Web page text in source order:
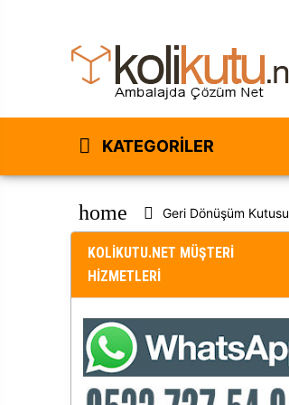
KATEGORILER
home Geri Dönüşüm Kutusu
KOLİKUTU.NET MÜŞTERİ
HİZMETLERİ